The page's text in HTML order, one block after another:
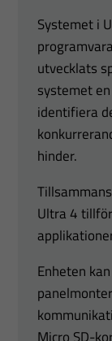
Systemet i
utvecklats
systemet
identifiera
hinder.
Ultra 4
Enheten
Micro SD-